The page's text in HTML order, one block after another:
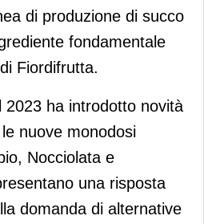
di produzione di succo
fondamentale
Fiordifrutta.
2023 ha introdotto novità
nuove monodosi
Nocciolata e
una risposta
domanda di alternative